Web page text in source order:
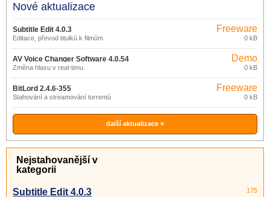
Nové aktualizace
Subtitle Edit 4.0.3
Editace, převod titulků k filmům
Freeware
0 kB
AV Voice Changer Software 4.0.54
Změna hlasu v real-timu.
Demo
0 kB
BitLord 2.4.6-355
Stahování a streamování torrentů
Freeware
0 kB
další aktualizace »
Nejstahovanější v
kategorii
Subtitle Edit 4.0.3
175